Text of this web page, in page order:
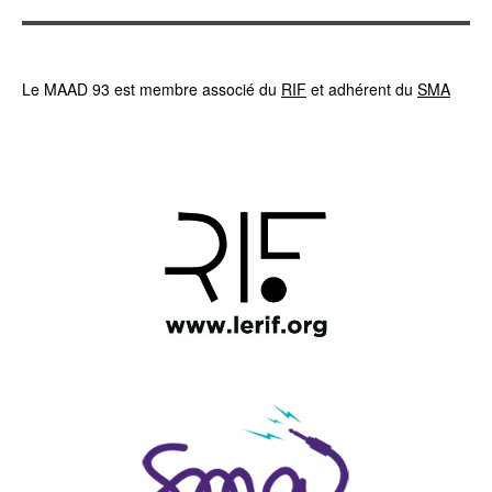
Le MAAD 93 est membre associé du RIF et adhérent du SMA